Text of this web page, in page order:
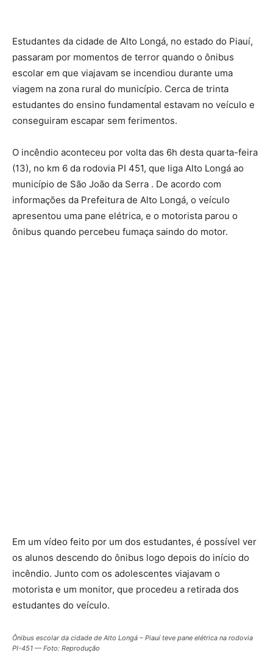
Estudantes da cidade de Alto Longá, no estado do Piauí,
passaram por momentos de terror quando o ônibus
escolar em que viajavam se incendiou durante uma
viagem na zona rural do município. Cerca de trinta
estudantes do ensino fundamental estavam no veículo e
conseguiram escapar sem ferimentos.
O incêndio aconteceu por volta das 6h desta quarta-feira
(13), no km 6 da rodovia PI 451, que liga Alto Longá ao
município de São João da Serra . De acordo com
informações da Prefeitura de Alto Longá, o veículo
apresentou uma pane elétrica, e o motorista parou o
ônibus quando percebeu fumaça saindo do motor.
Em um vídeo feito por um dos estudantes, é possível ver
os alunos descendo do ônibus logo depois do início do
incêndio. Junto com os adolescentes viajavam o
motorista e um monitor, que procedeu a retirada dos
estudantes do veículo.
Ônibus escolar da cidade de Alto Longá – Piauí teve pane elétrica na rodovia
PI-451 — Foto: Reprodução